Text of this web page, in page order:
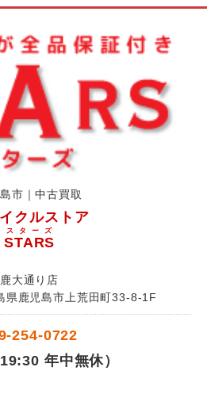
市｜中古買取
クルストア
STARS
スターズ
鹿大通り店
県鹿児島市上荒田町33-8-1F
254-0722
年中無休）